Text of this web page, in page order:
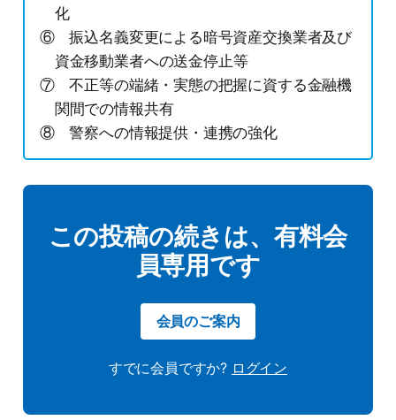
化
⑥ 振込名義変更による暗号資産交換業者及び
資金移動業者への送金停止等
⑦ 不正等の端緒・実態の把握に資する金融機
関間での情報共有
⑧ 警察への情報提供・連携の強化
この投稿の続きは、有料会
員専用です
会員のご案内
すでに会員ですか? ログイン